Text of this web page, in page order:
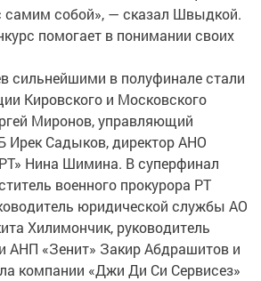
самим собой», — сказал Швыдкой.
помогает в понимании своих
сильнейшими в полуфинале стали
Кировского и Московского
Миронов, управляющий
Ирек Садыков, директор АНО
Нина Шимина. В суперфинал
военного прокурора РТ
юридической службы АО
Хилимончик, руководитель
АНП «Зенит» Закир Абдрашитов и
компании «Джи Ди Си Сервисез»